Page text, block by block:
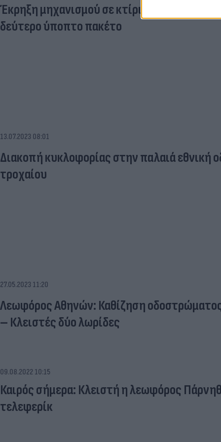
Έκρηξη μηχανισμού σε κτίριο στην Αχαρνών
δεύτερο ύποπτο πακέτο
13.07.2023 08:01
Διακοπή κυκλοφορίας στην παλαιά
τροχαίου
27.05.2023 11:20
Λεωφόρος Αθηνών: Καθίζηση
– Κλειστές δύο λωρίδες
09.08.2022 10:15
Καιρός σήμερα: Κλειστή η λεωφόρος
τελεφερίκ